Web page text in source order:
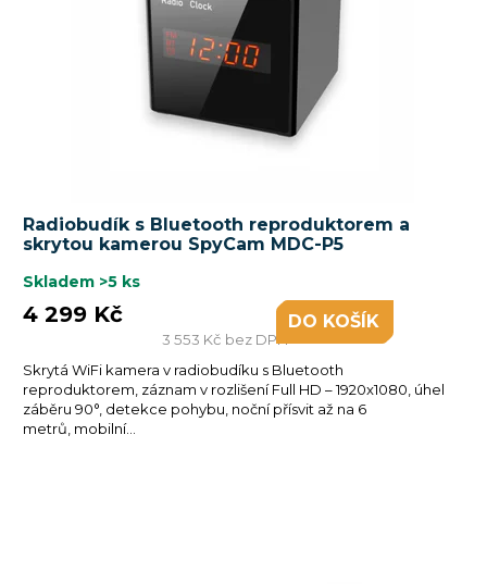
Radiobudík s Bluetooth reproduktorem a
skrytou kamerou SpyCam MDC-P5
Skladem >5 ks
3 553 Kč bez DPH
4 299 Kč DO KOŠÍKU
Skrytá WiFi kamera v radiobudíku s Bluetooth
reproduktorem, záznam v rozlišení Full HD – 1920x1080, úhel
záběru 90°, detekce pohybu, noční přísvit až na 6
metrů, mobilní...